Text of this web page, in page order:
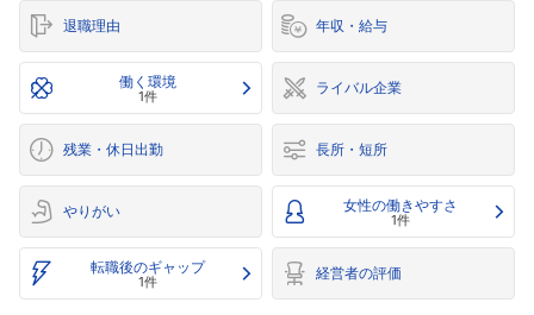
退職理由 年収・給与
働く環境
1件 ライバル企業
残業・休日出勤 長所・短所
やりがい 女性の働きやすさ
1件
転職後のギャップ
1件 経営者の評価